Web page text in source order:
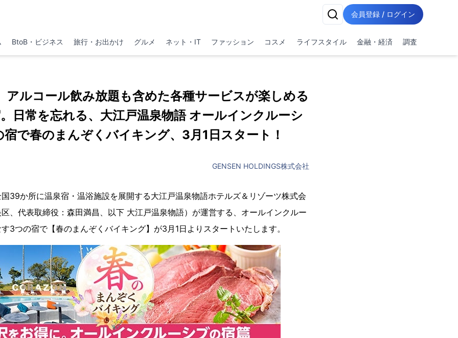
会員登録 / ログイン
BtoB・ビジネス 旅行・お出かけ グルメ ネット・IT ファッション コスメ ライフスタイル 金融・経済 調査
アルコール飲み放題も含めた各種サービスが楽しめる
日常を忘れる、大江戸温泉物語 オールインクルーシ
で春のまんぞくバイキング、3月1日スタート！
GENSEN HOLDINGS株式会社
39か所に温泉宿・温浴施設を展開する大江戸温泉物語ホテルズ＆リゾーツ株式会
、代表取締役：森田満昌、以下 大江戸温泉物語）が運営する、オールインクルー
3つの宿で【春のまんぞくバイキング】が3月1日よりスタートいたします。